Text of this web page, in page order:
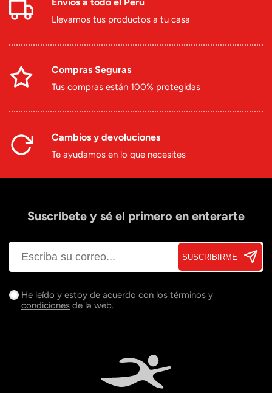
Llevamos tus productos a tu casa
Compras Seguras
Tus compras están 100% protegidas
Cambios y devoluciones
Te ayudamos en lo que necesites
Suscríbete y sé el primero en enterarte
SUSCRIBIRME
He leído y estoy de acuerdo con los términos y
condiciones de la web.